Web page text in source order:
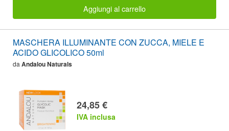
Aggiungi al carrello
MASCHERA ILLUMINANTE CON ZUCCA, MIELE E
ACIDO GLICOLICO 50ml
da Andalou Naturals
24,85 €
IVA inclusa